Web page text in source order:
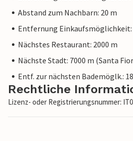
Abstand zum Nachbarn: 20 m
Entfernung Einkaufsmöglichkeit:
Nächstes Restaurant: 2000 m
Nächste Stadt: 7000 m (Santa
Entf. zur nächsten Bademöglk.:
Rechtliche
Lizenz- oder Registrierungsnummer: